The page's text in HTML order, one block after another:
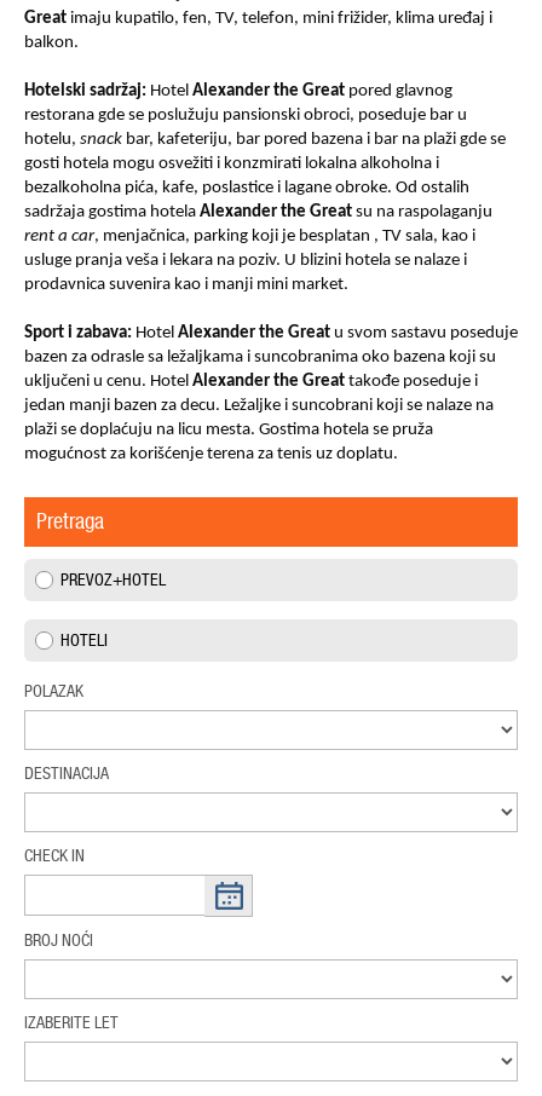
Great imaju kupatilo, fen, TV, telefon, mini frižider, klima uređaj i
balkon.
Hotelski sadržaj: Hotel Alexander the Great pored glavnog
restorana gde se poslužuju pansionski obroci, poseduje bar u
hotelu, snack bar, kafeteriju, bar pored bazena i bar na plaži gde se
gosti hotela mogu osvežiti i konzmirati lokalna alkoholna i
bezalkoholna pića, kafe, poslastice i lagane obroke. Od ostalih
sadržaja gostima hotela Alexander the Great su na raspolaganju
rent a car, menjačnica, parking koji je besplatan , TV sala, kao i
usluge pranja veša i lekara na poziv. U blizini hotela se nalaze i
prodavnica suvenira kao i manji mini market.
Sport i zabava: Hotel Alexander the Great u svom sastavu poseduje
bazen za odrasle sa ležaljkama i suncobranima oko bazena koji su
uključeni u cenu. Hotel Alexander the Great takođe poseduje i
jedan manji bazen za decu. Ležaljke i suncobrani koji se nalaze na
plaži se doplaćuju na licu mesta. Gostima hotela se pruža
mogućnost za korišćenje terena za tenis uz doplatu.
Pretraga
PREVOZ+HOTEL
HOTELI
POLAZAK
DESTINACIJA
CHECK IN
BROJ NOĆI
IZABERITE LET